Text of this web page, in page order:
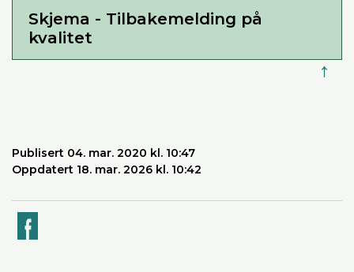
Skjema - Tilbakemelding på
kvalitet
↑
Publisert 04. mar. 2020 kl. 10:47
Oppdatert 18. mar. 2026 kl. 10:42